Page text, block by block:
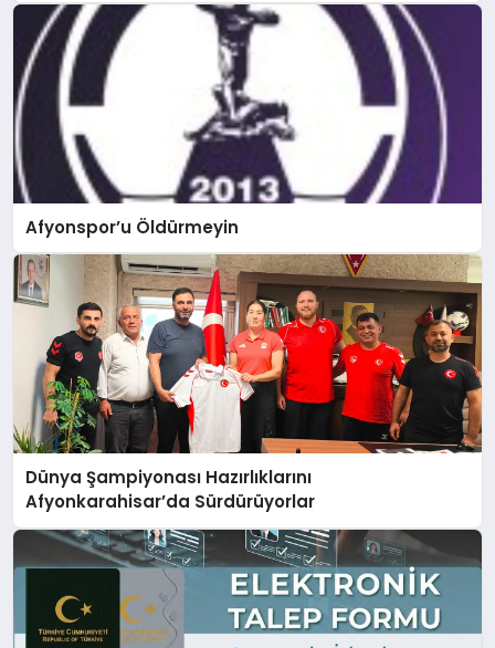
Afyonspor’u Öldürmeyin
Dünya Şampiyonası Hazırlıklarını
Afyonkarahisar’da Sürdürüyorlar